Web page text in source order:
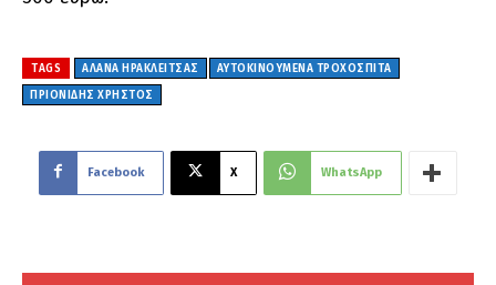
TAGS ΑΛΆΝΑ ΗΡΑΚΛΕΊΤΣΑΣ
ΑΥΤΟΚΙΝΟΥΜΕΝΑ ΤΡΟΧΟΣΠΙΤΑ
ΠΡΙΟΝΙΔΗΣ ΧΡΗΣΤΟΣ
Facebook X WhatsApp